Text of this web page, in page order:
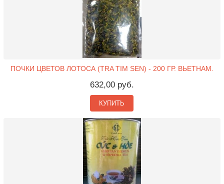
ПОЧКИ ЦВЕТОВ ЛОТОСА (TRA TIM SEN) - 200 ГР. ВЬЕТНАМ.
632,00 руб.
КУПИТЬ